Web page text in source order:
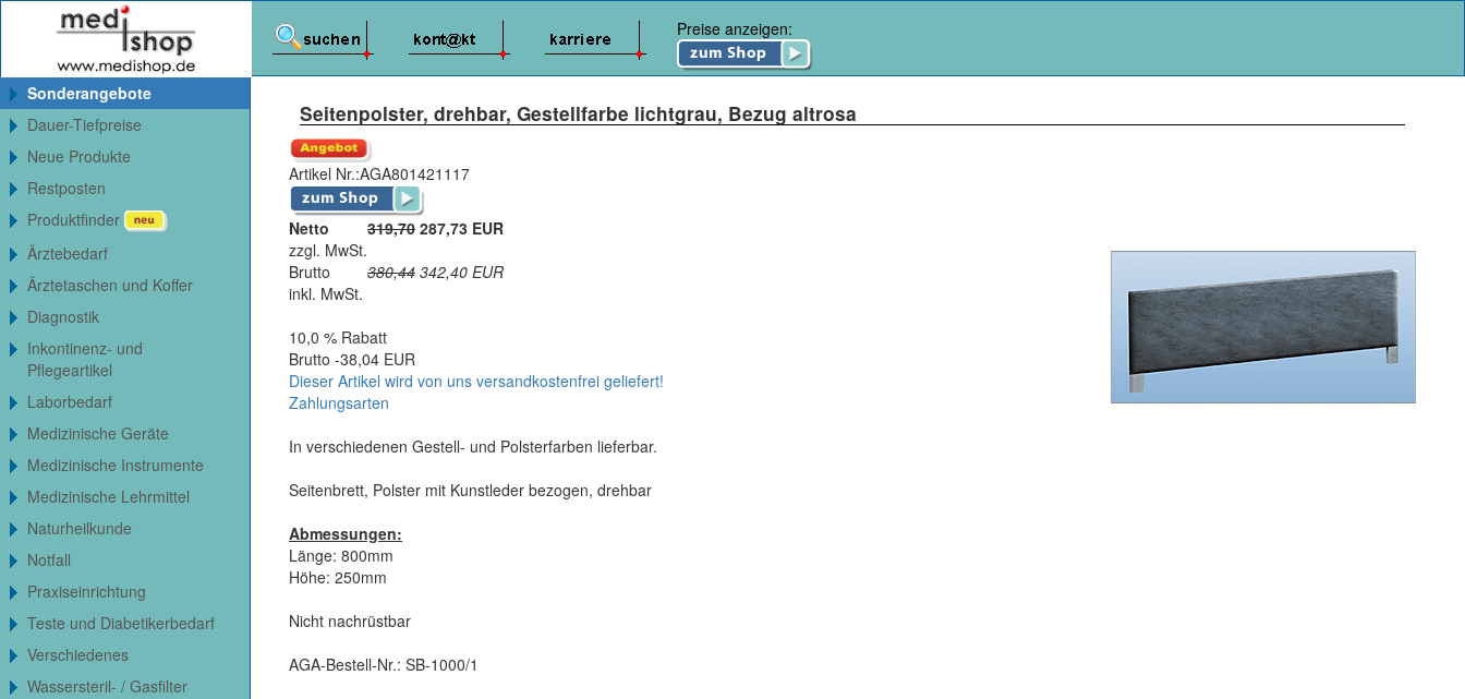
Preise anzeigen:
Seitenpolster, drehbar, Gestellfarbe lichtgrau, Bezug altrosa
Artikel Nr.:AGA801421117
Netto 319,70 287,73 EUR
zzgl. MwSt.
Brutto
380,44 342,40 EUR
inkl. MwSt.
10,0 % Rabatt
Brutto -38,04 EUR
Dieser Artikel wird von uns versandkostenfrei geliefert!
Zahlungsarten
In verschiedenen Gestell- und Polsterfarben lieferbar.
Seitenbrett, Polster mit Kunstleder bezogen, drehbar
Abmessungen:
Länge: 800mm
Höhe: 250mm
Nicht nachrüstbar
AGA-Bestell-Nr.: SB-1000/1
Sonderangebote
Dauer-Tiefpreise
Neue Produkte
Restposten
Produktfinder
Ärztebedarf
Ärztetaschen und Koffer
Diagnostik
Inkontinenz- und
Pflegeartikel
Laborbedarf
Medizinische Geräte
Medizinische Instrumente
Medizinische Lehrmittel
Naturheilkunde
Notfall
Praxiseinrichtung
Teste und Diabetikerbedarf
Verschiedenes
Wassersteril- / Gasfilter